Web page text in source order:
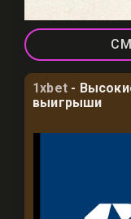
1xbet -
выигрыши